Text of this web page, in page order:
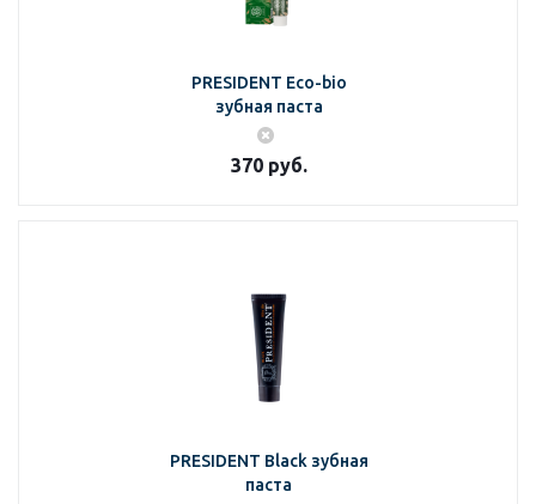
PRESIDENT Eco-bio
зубная паста
370руб.
PRESIDENT Black зубная
паста